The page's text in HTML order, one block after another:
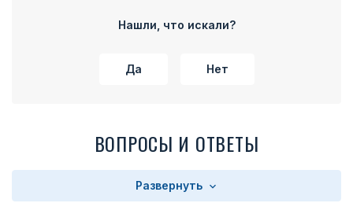
Нашли, что искали?
Да Нет
ВОПРОСЫ И ОТВЕТЫ
Развернуть